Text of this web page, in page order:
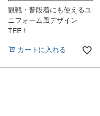
観戦・普段着にも使えるユ
ニフォーム風デザイン
TEE！
カートに入れる